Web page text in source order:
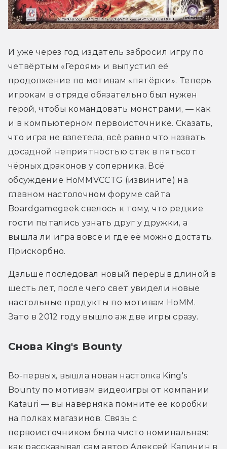
И уже через год издатель забросил игру по
четвёртым «Героям» и выпустил её
продолжение по мотивам «пятёрки». Теперь
игрокам в отряде обязательно был нужен
герой, чтобы командовать монстрами, — как
и в компьютерном первоисточнике. Сказать,
что игра не взлетела, всё равно что назвать
досадной неприятностью стек в пятьсот
чёрных драконов у соперника. Всё
обсуждение HoMMVCCTG (извините) на
главном настолочном форуме сайта
Boardgamegeek свелось к тому, что редкие
гости пытались узнать друг у дружки, а
вышла ли игра вовсе и где её можно достать.
Прискорбно.
Дальше последовал новый перерыв длиной в
шесть лет, после чего свет увидели новые
настольные продукты по мотивам HoMM.
Зато в 2012 году вышло аж две игры сразу.
Снова King's Bounty
Во-первых, вышла новая настолка King's
Bounty по мотивам видеоигры от компании
Katauri — вы наверняка помните её коробки
на полках магазинов. Связь с
первоисточником была чисто номинальная:
как рассказывал сам автор Алексей Калинин в